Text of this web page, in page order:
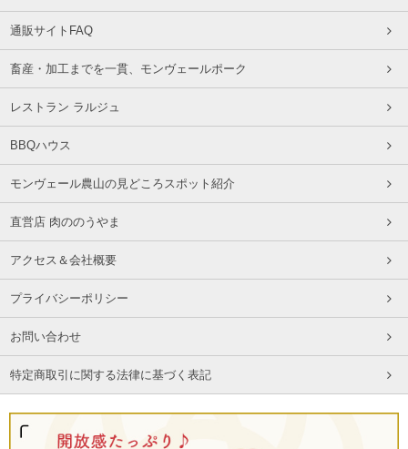
通販サイトFAQ
畜産・加工までを一貫、モンヴェールポーク
レストラン ラルジュ
BBQハウス
モンヴェール農山の見どころスポット紹介
直営店 肉ののうやま
アクセス＆会社概要
プライバシーポリシー
お問い合わせ
特定商取引に関する法律に基づく表記